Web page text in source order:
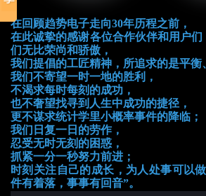
在回顾趋势电子走向30年历程之前，
在此诚挚的感谢各位合作伙伴和用户
们无比荣尚和骄傲，
我们提倡的工匠精神，所追求的是平衡
我们不寄望一时一地的胜利，
不渴求每时每刻的成功，
也不奢望找寻到人生中成功的捷径，
更不谋求统计学里小概率事件的降临；
我们日复一日的劳作，
忍受无时无刻的困惑，
抓紧一分一秒努力前进；
时刻关注自己的成长，为人处事可以
件有着落，事事有回音”。